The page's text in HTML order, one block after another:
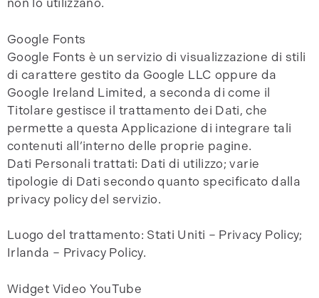
non lo utilizzano.
Google Fonts
Google Fonts è un servizio di visualizzazione di stili
di carattere gestito da Google LLC oppure da
Google Ireland Limited, a seconda di come il
Titolare gestisce il trattamento dei Dati, che
permette a questa Applicazione di integrare tali
contenuti all’interno delle proprie pagine.
Dati Personali trattati: Dati di utilizzo; varie
tipologie di Dati secondo quanto specificato dalla
privacy policy del servizio.
Luogo del trattamento: Stati Uniti – Privacy Policy;
Irlanda – Privacy Policy.
Widget Video YouTube